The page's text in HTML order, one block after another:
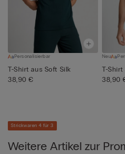
Personalisierbar
T-Shirt aus Soft Silk
38,90 €
Neu
T-Shirt
38,90
Strickwaren 4 für 3
Weitere Artikel zur